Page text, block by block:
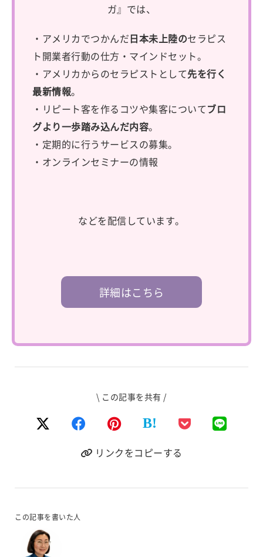
ガ』では、
・アメリカでつかんだ日本未上陸のセラピス
ト開業者行動の仕方・マインドセット。
・アメリカからのセラピストとして先を行く
最新情報。
・リピート客を作るコツや集客についてブロ
グより一歩踏み込んだ内容。
・定期的に行うサービスの募集。
・オンラインセミナーの情報
などを配信しています。
詳細はこちら
\ この記事を共有 /
B!
リンクをコピーする
この記事を書いた人